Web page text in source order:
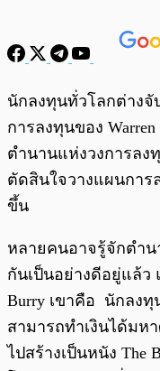
พร้อมเล่น
นักลงทุนทั่วโลกต่างจั
การลงทุนของ
ตำนานแห่งวงการลง
ตัดสินใจวางแผนกา
ขึ้น
หลายคนอาจรู้จักตำน
กันเป็นอย่างดีอยู่แล้ว
Burry เขาคือ นักลง
สามารถทำเงินได้มห
ไปสร้างเป็นหนัง The